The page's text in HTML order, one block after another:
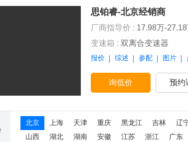
思铂睿-北京经销商
厂商指导价 : 17.98万-
变速箱 : 双离合变速器
报价 综述 参配 图片
询低价 预约
北京 上海 天津 重庆 黑龙江 吉林 辽
山西
湖北 湖南 安徽 江苏 浙江 广东